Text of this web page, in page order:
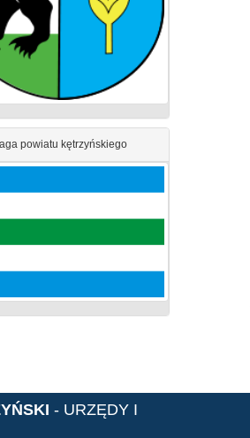
powiatu kętrzyńskiego
- URZĘDY I